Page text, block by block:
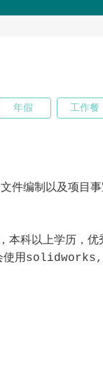
年假 工作餐
件编制以及项目
科以上学历，优
使用